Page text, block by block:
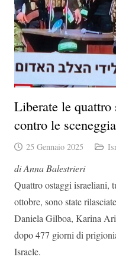
Liberate le
contro le
25 Gennaio 2025
di Anna Balestrieri
Quattro ostaggi israeliani,
ottobre, sono state
Daniela Gilboa, Karina
dopo 477 giorni di
Israele.